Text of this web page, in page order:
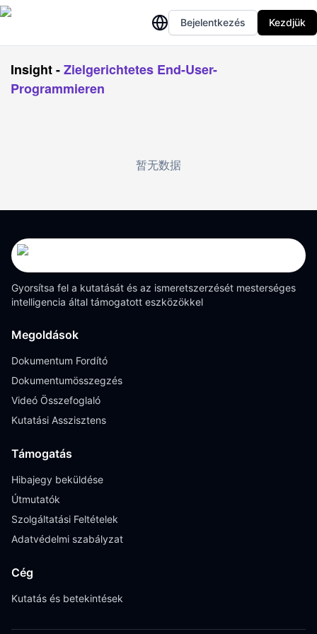
Bejelentkezés Kezdjük
Insight-Zielgerichtetes End-User-
Programmieren
暂无数据
Gyorsítsa fel a kutatását és az ismeretszerzését mesterséges
intelligencia által támogatott eszközökkel
Megoldások
Dokumentum Fordító
Dokumentumösszegzés
Videó Összefoglaló
Kutatási Asszisztens
Támogatás
Hibajegy beküldése
Útmutatók
Szolgáltatási Feltételek
Adatvédelmi szabályzat
Cég
Kutatás és betekintések